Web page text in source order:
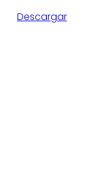
Descargar